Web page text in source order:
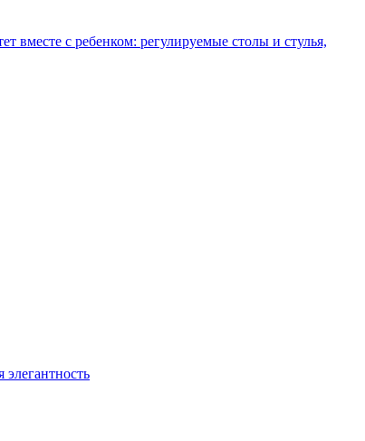
вместе с ребенком: регулируемые столы и стулья,